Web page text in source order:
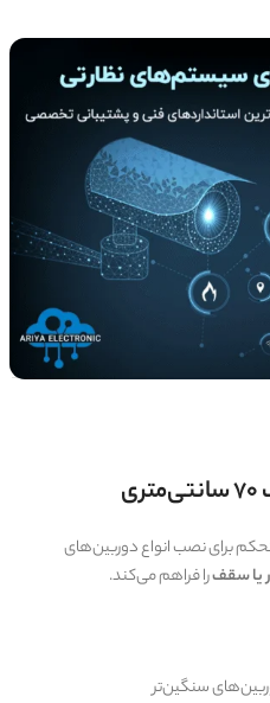
برای نصب انواع دوربین‌های
یا سقفرا فراهم می‌کند.
سنگین‌تر